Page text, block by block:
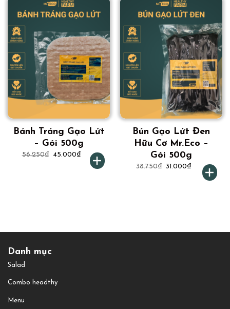
Bánh Tráng Gạo Lứt
– Gói 500g
56.250₫ 45.000₫
Bún Gạo Lứt Đen
Hữu Cơ Mr.Eco –
Gói 500g
38.750₫ 31.000₫
Danh mục
Salad
Combo headthy
Menu